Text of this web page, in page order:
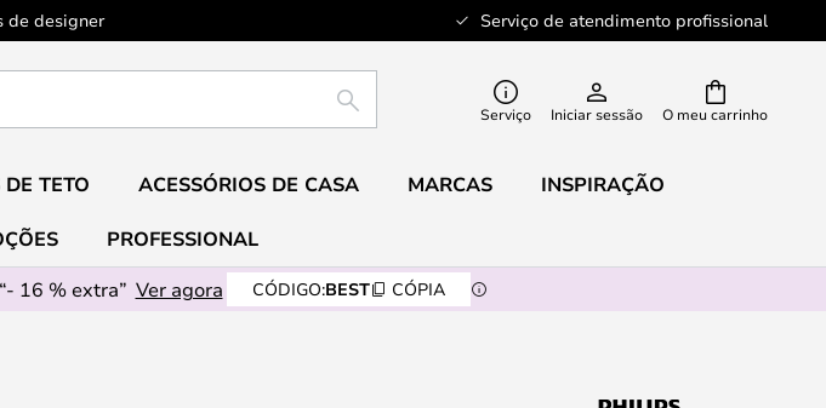
de designer Serviço de atendimento profissional
O meu carrinho
PESQUISAR Serviço Iniciar sessão
TETO ACESSÓRIOS DE CASA MARCAS INSPIRAÇÃO
PROFESSIONAL
16 % extra” Ver agora CÓDIGO:BEST CÓPIA